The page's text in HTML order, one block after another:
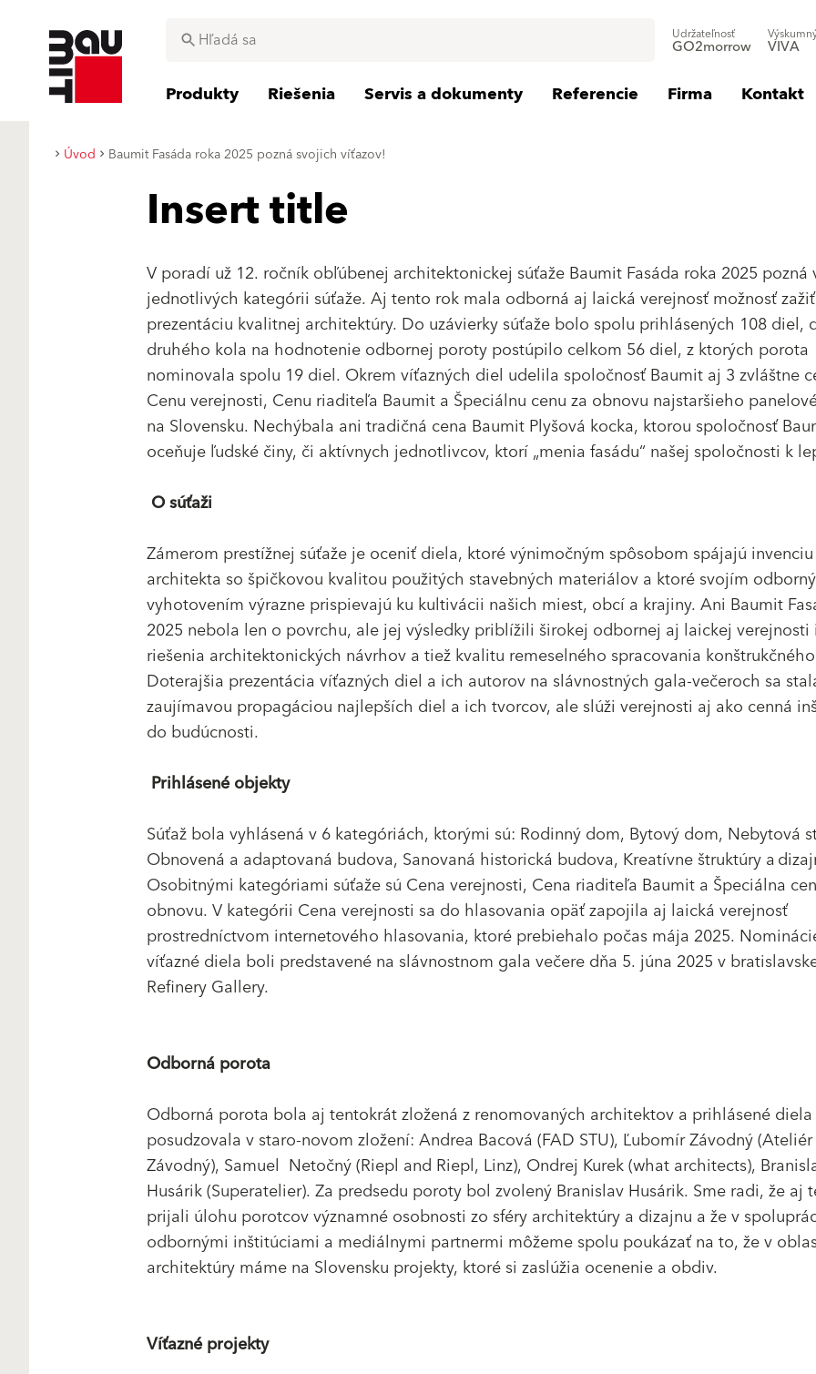
Udržateľnosť
GO2morrow VIVA
Produkty Riešenia Servis a dokumenty Referencie Firma Kontakt
Úvod Baumit Fasáda roka 2025 pozná svojich víťazov!
Insert title
V poradí už 12. ročník obľúbenej architektonickej súťaže Baumit Fasáda roka 2025 pozná
jednotlivých kategórii súťaže. Aj tento rok mala odborná aj laická verejnosť možnosť zažiť
prezentáciu kvalitnej architektúry. Do uzávierky súťaže bolo spolu prihlásených 108 diel,
druhého kola na hodnotenie odbornej poroty postúpilo celkom 56 diel, z ktorých porota
nominovala spolu 19 diel. Okrem víťazných diel udelila spoločnosť Baumit aj 3 zvláštne
Cenu verejnosti, Cenu riaditeľa Baumit a Špeciálnu cenu za obnovu najstaršieho
na Slovensku. Nechýbala ani tradičná cena Baumit Plyšová kocka, ktorou spoločnosť
oceňuje ľudské činy, či aktívnych jednotlivcov, ktorí „menia fasádu“ našej spoločnosti k
O súťaži
Zámerom prestížnej súťaže je oceniť diela, ktoré výnimočným spôsobom spájajú invenciu
architekta so špičkovou kvalitou použitých stavebných materiálov a ktoré svojím
vyhotovením výrazne prispievajú ku kultivácii našich miest, obcí a krajiny. Ani Baumit
2025 nebola len o povrchu, ale jej výsledky priblížili širokej odbornej aj laickej verejnosti
riešenia architektonických návrhov a tiež kvalitu remeselného spracovania
Doterajšia prezentácia víťazných diel a ich autorov na slávnostných gala-večeroch sa
zaujímavou propagáciou najlepších diel a ich tvorcov, ale slúži verejnosti aj ako cenná
do budúcnosti.
Prihlásené objekty
Súťaž bola vyhlásená v 6 kategóriách, ktorými sú: Rodinný dom, Bytový dom, Nebytová
Obnovená a adaptovaná budova, Sanovaná historická budova, Kreatívne štruktúry a
Osobitnými kategóriami súťaže sú Cena verejnosti, Cena riaditeľa Baumit a Špeciálna
obnovu. V kategórii Cena verejnosti sa do hlasovania opäť zapojila aj laická verejnosť
prostredníctvom internetového hlasovania, ktoré prebiehalo počas mája 2025.
víťazné diela boli predstavené na slávnostnom gala večere dňa 5. júna 2025 v
Refinery Gallery.
Odborná porota
Odborná porota bola aj tentokrát zložená z renomovaných architektov a prihlásené diela
posudzovala v staro-novom zložení: Andrea Bacová (FAD STU), Ľubomír Závodný (Ateliér
Závodný), Samuel Netočný (Riepl and Riepl, Linz), Ondrej Kurek (what architects),
Husárik (Superatelier). Za predsedu poroty bol zvolený Branislav Husárik. Sme radi, že aj
prijali úlohu porotcov významné osobnosti zo sféry architektúry a dizajnu a že v
odbornými inštitúciami a mediálnymi partnermi môžeme spolu poukázať na to, že v
architektúry máme na Slovensku projekty, ktoré si zaslúžia ocenenie a obdiv.
Víťazné projekty